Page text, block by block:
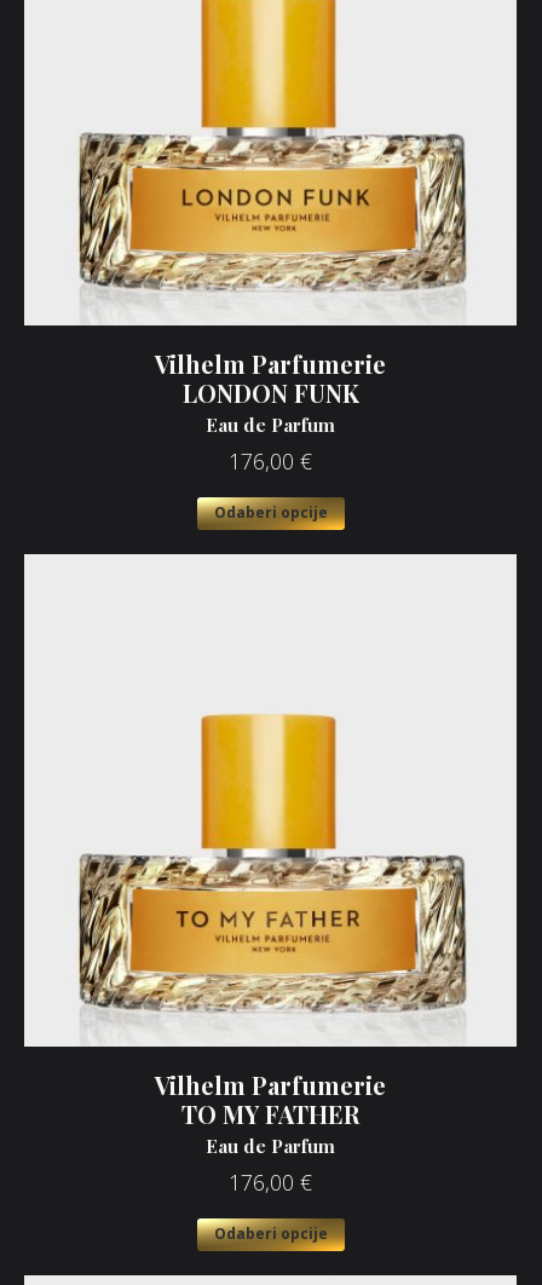
Vilhelm Parfumerie
LONDON FUNK
Eau de Parfum
176,00 €
Odaberi opcije
Vilhelm Parfumerie
TO MY FATHER
Eau de Parfum
176,00 €
Odaberi opcije